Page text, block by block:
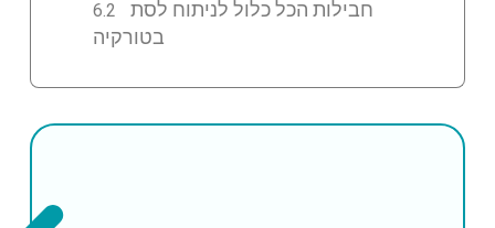
חבילות הכל כלול לניתוח לסת
בטורקיה